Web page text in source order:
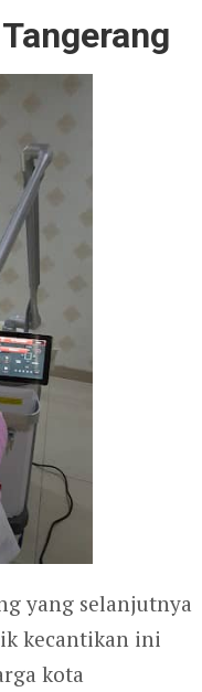
yang selanjutnya
kecantikan ini
kota